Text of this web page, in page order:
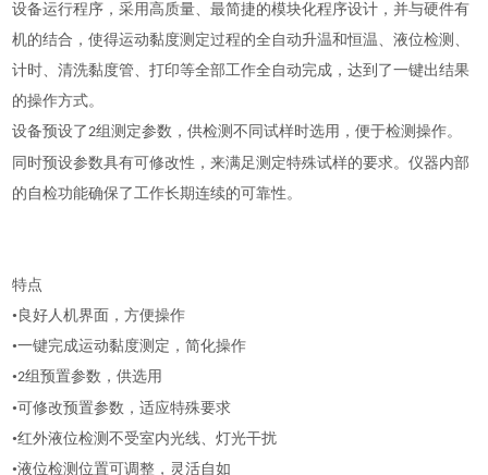
设备运行程序，采用高质量、最简捷的模块化程序设计，并与硬件有
机的结合，使得运动黏度测定过程的全自动升温和恒温、液位检测、
计时、清洗黏度管、打印等全部工作全自动完成，达到了一键出结果
的操作方式。
设备预设了2组测定参数，供检测不同试样时选用，便于检测操作。
同时预设参数具有可修改性，来满足测定特殊试样的要求。仪器内部
的自检功能确保了工作长期连续的可靠性。
特点
•良好人机界面，方便操作
•一键完成运动黏度测定，简化操作
•2组预置参数，供选用
•可修改预置参数，适应特殊要求
•红外液位检测不受室内光线、灯光干扰
•液位检测位置可调整，灵活自如